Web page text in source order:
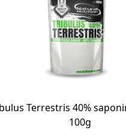
Terrestris 40%
100g